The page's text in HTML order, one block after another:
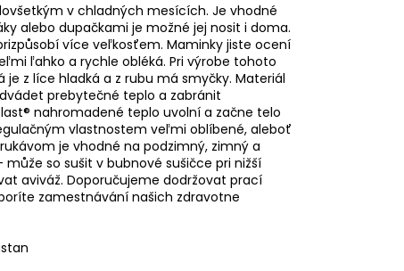
v chladných mesících. Je vhodné
alebo dupačkami je možné jej nosit i doma.
více veľkosťem. Maminky jiste ocení
ľahko a rychle obléká. Pri výrobe tohoto
z líce hladká a z rubu má smyčky. Materiál
prebytečné teplo a zabránit
nahromadené teplo uvolní a začne telo
vlastnostem veľmi oblíbené, aleboť
je vhodné na podzimný, zimný a
so sušit v bubnové sušičce pri nižší
aviváž. Doporučujeme dodržovat prací
zamestnávání našich zdravotne